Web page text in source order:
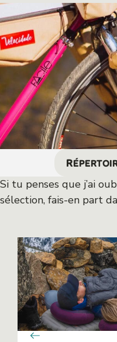
Si tu penses que j’ai
sélection, fais-en part